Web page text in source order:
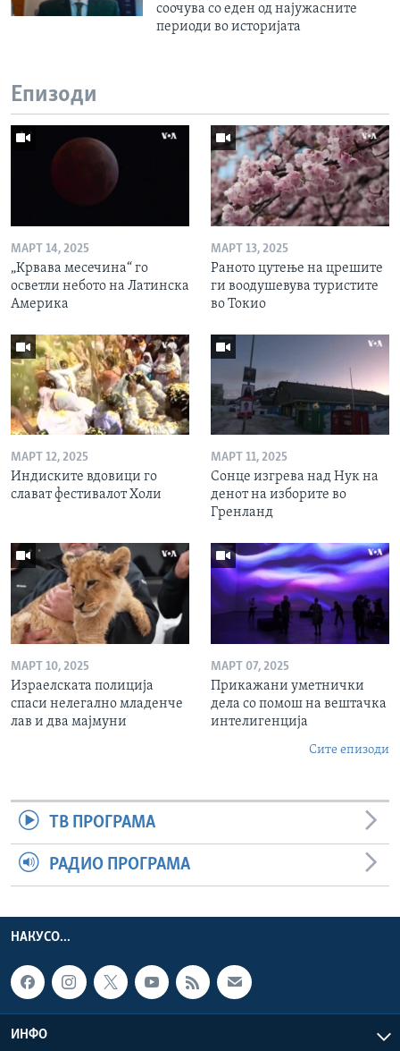
соочува со еден од најужасните
периоди во историјата
Епизоди
МАРТ 14, 2025
„Крвава месечина“ го
осветли небото на Латинска
Америка
МАРТ 13, 2025
Раното цутење на црешите
ги воодушевува туристите
во Токио
МАРТ 12, 2025
Индиските вдовици го
слават фестивалот Холи
МАРТ 11, 2025
Сонце изгрева над Нук на
денот на изборите во
Гренланд
МАРТ 10, 2025
Израелската полиција
спаси нелегално младенче
лав и два мајмуни
МАРТ 07, 2025
Прикажани уметнички
дела со помош на вештачка
интелигенција
Сите епизоди
ТВ ПРОГРАМА
РАДИО ПРОГРАМА
НАКУСО...
ИНФО